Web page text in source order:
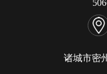
诸城市密